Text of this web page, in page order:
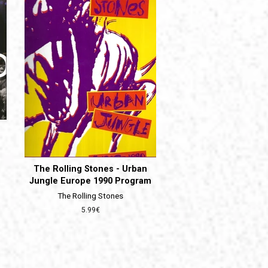
The Rolling Stones - Urban
Jungle Europe 1990 Program
The Rolling Stones
Prix
5.99€